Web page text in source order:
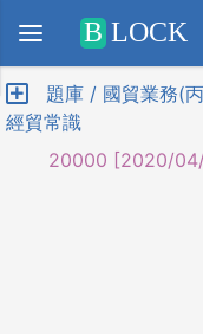
Positive SSL
B LOCK
題庫 / 國貿業務(丙
經貿常識
20000 [2020/04/